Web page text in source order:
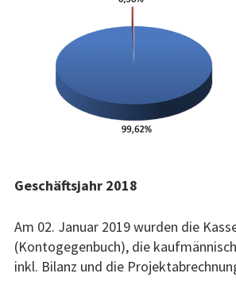
Geschäftsjahr 2018
Am 02. Januar 2019 wurden die
(Kontogegenbuch), die
inkl. Bilanz und die